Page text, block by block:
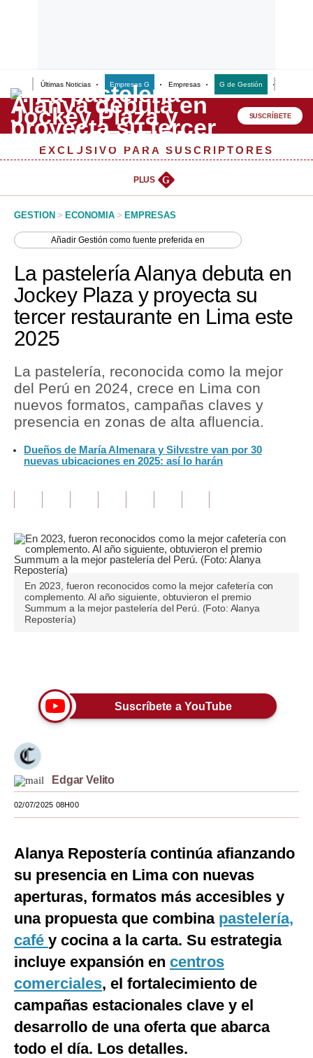
Últimas Noticias Empresas G Empresas G de Gestión
Lo último
Peru Quiosco
Management & Empleo
Perú
Política
Tu Dinero
Finanzas Personales
Inmobiliarias
Plus G
Opinión
Pregunta de hoy
Blogs
Tendencias
Lujo
Viajes
Mundo
México
España
Internacional
Club del Suscriptor
Mix
G de Gestión
Notas Contratadas
Podcast
Gestión TV
SUSCRÍBETE
EXCLUSIVO PARA SUSCRIPTORES
PLUS G
GESTION > ECONOMIA > EMPRESAS
AñadirGestión como fuente preferida en
La pastelería Alanya debuta en
Jockey Plaza y proyecta su
tercer restaurante en Lima este
2025
La pastelería, reconocida como la mejor
del Perú en 2024, crece en Lima con
nuevos formatos, campañas claves y
presencia en zonas de alta afluencia.
Dueños de María Almenara y Silvɛstre van por 30
nuevas ubicaciones en 2025: así lo harán
En 2023, fueron reconocidos como la mejor cafetería con
complemento. Al año siguiente, obtuvieron el premio
Summum a la mejor pastelería del Perú. (Foto: Alanya
Repostería)
Suscríbete a YouTube
Edgar Velito
02/07/2025 08H00
Alanya Repostería continúa afianzando
su presencia en Lima con nuevas
aperturas, formatos más accesibles y
una propuesta que combina pastelería,
café y cocina a la carta. Su estrategia
incluye expansión en centros
comerciales, el fortalecimiento de
campañas estacionales clave y el
desarrollo de una oferta que abarca
todo el día. Los detalles.